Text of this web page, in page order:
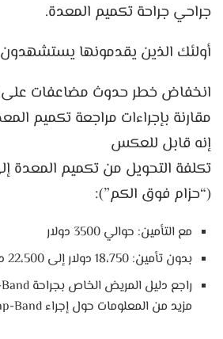
جراحي جراحة تكميم المعدة.
أولئك الذين يقدمونها يستشهدون
انخفاض خطر حدوث مضاعفات على
مقارنة بإجراءات مراجعة تكميم
إنه قابل للعكس
تكلفة التحويل من تكميم المعدة
(“حزام فوق الكم”):
مع التأمين: حوالي 3500 دولار
بدون تأمين: 18،750 دولار إلى 22،500 دولار في المتوسط
مزيد من المعلومات حول إجراء Lap-Band.